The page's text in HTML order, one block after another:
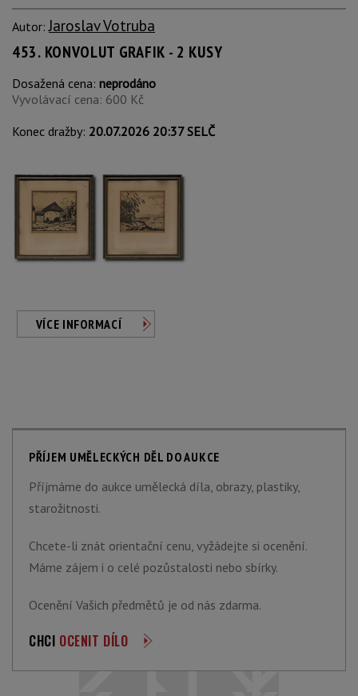
Autor:Jaroslav Votruba
453. KONVOLUT GRAFIK - 2 KUSY
Dosažená cena: neprodáno
Vyvolávací cena: 600 Kč
Konec dražby: 20.07.2026 20:37 SELČ
VÍCE INFORMACÍ
PŘÍJEM UMĚLECKÝCH DĚL DO AUKCE
Příjmáme do aukce umělecká díla, obrazy, plastiky,
starožitnosti.
Chcete-li znát orientační cenu, vyžádejte si ocenění.
Máme zájem i o celé pozůstalosti nebo sbírky.
Ocenění Vašich předmětů je od nás zdarma.
CHCI OCENIT DÍLO